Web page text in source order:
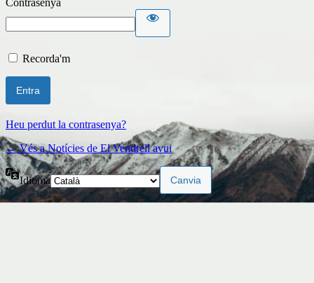
Contrasenya
Recorda'm
Heu perdut la contrasenya?
← Vés a Notícies de El Vendrell avui
Idioma